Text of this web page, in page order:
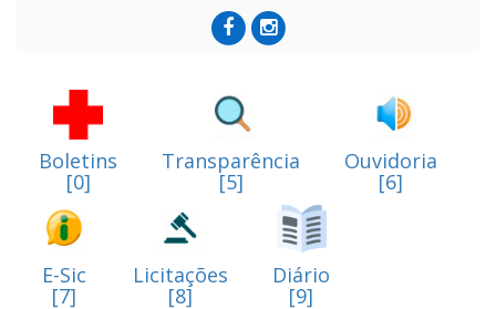
Boletins
[0]
Transparência
[5]
Ouvidoria
[6]
E-Sic
[7]
Licitações
[8]
Diário
[9]